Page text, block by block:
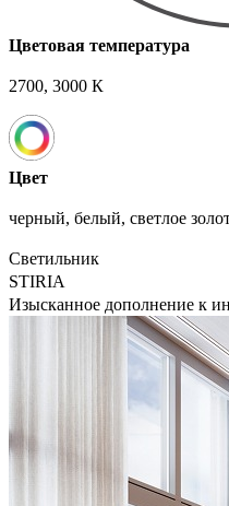
Цветовая температура
2700, 3000 К
Цвет
черный, белый, светлое
Светильник
STIRIA
Изысканное дополнение к